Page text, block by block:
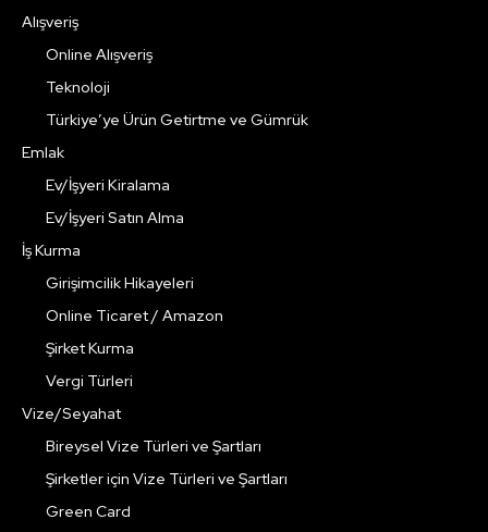
Alışveriş
Online Alışveriş
Teknoloji
Türkiye’ye Ürün Getirtme ve Gümrük
Emlak
Ev/İşyeri Kiralama
Ev/İşyeri Satın Alma
İş Kurma
Girişimcilik Hikayeleri
Online Ticaret / Amazon
Şirket Kurma
Vergi Türleri
Vize/Seyahat
Bireysel Vize Türleri ve Şartları
Şirketler için Vize Türleri ve Şartları
Green Card